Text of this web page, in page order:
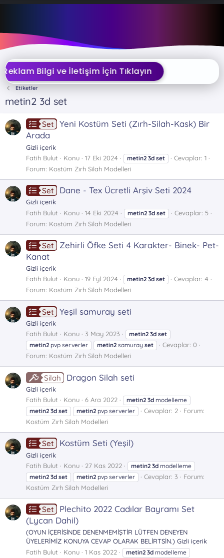
Reklam Bilgi ve İletişim İçin Tıklayın
Etiketler
metin2 3d set
Set
Yeni Kostüm Seti (Zırh-Silah-Kask) Bir
Arada
Gizli içerik
Fatih Bulut
Konu 17 Eki 2024 metin2 3d set
Cevaplar: 1
Forum: Kostüm Zırh Silah Modelleri
Set Dane - Tex Ücretli Arşiv Seti 2024
Gizli içerik
Fatih Bulut
Konu 14 Eki 2024 metin2 3d set
Cevaplar: 5
Forum: Kostüm Zırh Silah Modelleri
Set
Zehirli Öfke Seti 4 Karakter- Binek- Pet-
Kanat
Gizli içerik
Fatih Bulut
Konu 19 Eyl 2024 metin2 3d set
Cevaplar: 4
Forum: Kostüm Zırh Silah Modelleri
Set Yeşil samuray seti
Gizli içerik
Fatih Bulut
Konu 3 May 2023 metin2 3d set
metin2 pvp serverler metin2 samuray set
Cevaplar: 0
Forum: Kostüm Zırh Silah Modelleri
Silah Dragon Silah seti
Gizli içerik
Fatih Bulut
Konu 6 Ara 2022 metin2 3d modelleme
metin2 3d set metin2 pvp serverler Cevaplar: 2
Forum:
Kostüm Zırh Silah Modelleri
Set Kostüm Seti (Yeşil)
Gizli içerik
Fatih Bulut
Konu 27 Kas 2022 metin2 3d modelleme
metin2 3d set metin2 pvp serverler Cevaplar: 3
Forum:
Kostüm Zırh Silah Modelleri
Set
Plechito 2022 Cadılar Bayramı Set
(Lycan Dahil)
(OYUN İÇERİSİNDE DENENMEMİŞTİR LÜTFEN DENEYEN
ÜYELERİMİZ KONUYA CEVAP OLARAK BELİRTSİN.) Gizli içerik
Fatih Bulut
Konu 1 Kas 2022 metin2 3d modelleme